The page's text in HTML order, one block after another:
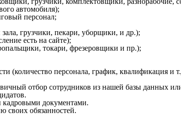
автомобиля);
персонал;
грузчики, пекари, уборщики, и др.);
есть на сайте);
токари, фрезеровщики и пр.);
(количество персонала, график, квалификация и
отбор сотрудников из нашей базы данных
документами.
своих обязанностей.